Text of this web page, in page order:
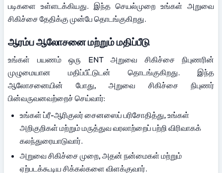
படிகளை உள்ளடக்கியது. இந்த செயல்முறை உங்கள் அறுவை
சிகிச்சை தேதிக்கு முன்பே தொடங்குகிறது.
ஆரம்ப ஆலோசனை மற்றும் மதிப்பீடு
உங்கள் பயணம் ஒரு ENT அறுவை சிகிச்சை நிபுணரின்
முழுமையான மதிப்பீட்டுடன் தொடங்குகிறது. இந்த
ஆலோசனையின் போது, அறுவை சிகிச்சை நிபுணர்
பின்வருவனவற்றைச் செய்வார்:
உங்கள் ப்ரீ-ஆரிகுலர் சைனஸைப் பரிசோதித்து, உங்கள்
அறிகுறிகள் மற்றும் மருத்துவ வரலாற்றைப் பற்றி விரிவாகக்
கலந்துரையாடுவார்.
அறுவை சிகிச்சை முறை, அதன் நன்மைகள் மற்றும்
ஏற்படக்கூடிய சிக்கல்களை விளக்குவார்.